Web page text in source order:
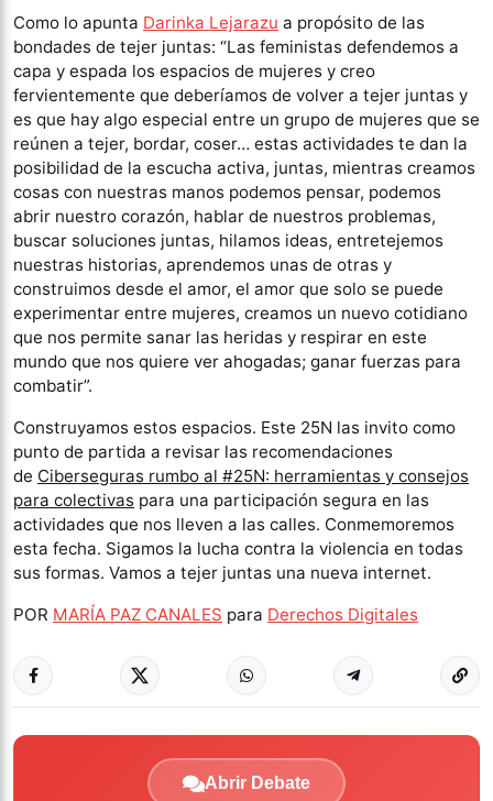
Como lo apunta Darinka Lejarazu a propósito de las
bondades de tejer juntas: “Las feministas defendemos a
capa y espada los espacios de mujeres y creo
fervientemente que deberíamos de volver a tejer juntas y
es que hay algo especial entre un grupo de mujeres que se
reúnen a tejer, bordar, coser… estas actividades te dan la
posibilidad de la escucha activa, juntas, mientras creamos
cosas con nuestras manos podemos pensar, podemos
abrir nuestro corazón, hablar de nuestros problemas,
buscar soluciones juntas, hilamos ideas, entretejemos
nuestras historias, aprendemos unas de otras y
construimos desde el amor, el amor que solo se puede
experimentar entre mujeres, creamos un nuevo cotidiano
que nos permite sanar las heridas y respirar en este
mundo que nos quiere ver ahogadas; ganar fuerzas para
combatir”.
Construyamos estos espacios. Este 25N las invito como
punto de partida a revisar las recomendaciones
de Ciberseguras rumbo al #25N: herramientas y consejos
para colectivas para una participación segura en las
actividades que nos lleven a las calles. Conmemoremos
esta fecha. Sigamos la lucha contra la violencia en todas
sus formas. Vamos a tejer juntas una nueva internet.
POR MARÍA PAZ CANALES para Derechos Digitales
Abrir Debate